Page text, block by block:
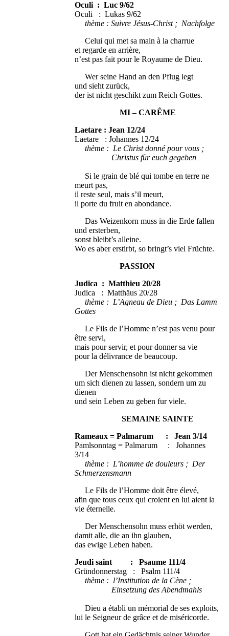
Oculi : Luc 9/62
Oculi : Lukas 9/62
thème : Suivre Jésus-Christ ; Nachfolge
Celui qui met sa main à la charrue
et regarde en arrière,
n’est pas fait pour le Royaume de Dieu.
Wer seine Hand an den Pflug legt
und sieht zurück,
der ist nicht geschikt zum Reich Gottes.
MI – CARÊME
Laetare : Jean 12/24
Laetare : Johannes 12/24
thème : Le Christ donné pour vous ;
Christus für euch gegeben
Si le grain de blé qui tombe en terre ne
meurt pas,
il reste seul, mais s’il meurt,
il porte du fruit en abondance.
Das Weizenkorn muss in die Erde fallen
und ersterben,
sonst bleibt’s alleine.
Wo es aber erstirbt, so bringt’s viel Früchte.
PASSION
Judica : Matthieu 20/28
Judica : Matthäus 20/28
thème : L’Agneau de Dieu ; Das Lamm
Gottes
Le Fils de l’Homme n’est pas venu pour
être servi,
mais pour servir, et pour donner sa vie
pour la délivrance de beaucoup.
Der Menschensohn ist nicht gekommen
um sich dienen zu lassen, sondern um zu
dienen
und sein Leben zu geben fur viele.
SEMAINE SAINTE
Rameaux = Palmarum : Jean 3/14
Pamlsonntag = Palmarum : Johannes
3/14
thème : L’homme de douleurs ; Der
Schmerzensmann
Le Fils de l’Homme doit être élevé,
afin que tous ceux qui croient en lui aient la
vie éternelle.
Der Menschensohn muss erhöt werden,
damit alle, die an ihn glauben,
das ewige Leben haben.
Jeudi saint : Psaume 111/4
Gründonnerstag : Psalm 111/4
thème : l’Institution de la Cène ;
Einsetzung des Abendmahls
Dieu a établi un mémorial de ses exploits,
lui le Seigneur de grâce et de miséricorde.